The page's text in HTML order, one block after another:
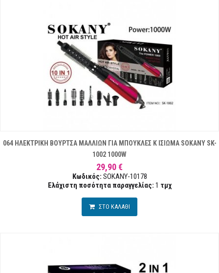
064 ΗΛΕΚΤΡΙΚΗ ΒΟΥΡΤΣΑ ΜΑΛΛΙΩΝ ΓΙΑ ΜΠΟΥΚΛΕΣ Κ ΙΣΙΩΜΑ SOKANY SK-
1002 1000W
29,90 €
Κωδικός: SOKANY-10178
Ελάχιστη ποσότητα παραγγελίας: 1 τμχ
ΣΤΟ ΚΑΛΑΘΙ